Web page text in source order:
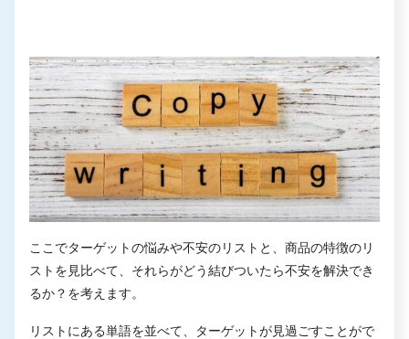
ここでターゲットの悩みや不安のリストと、商品の特徴のリ
ストを見比べて、それらがどう結びついたら不安を解決でき
るか？を考えます。
リストにある単語を並べて、ターゲットが見過ごすことがで